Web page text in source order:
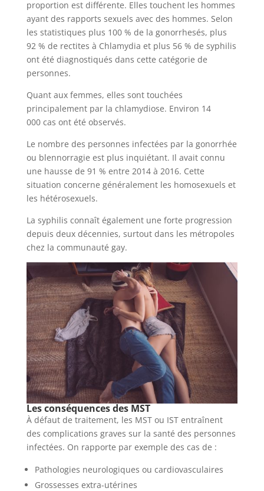
proportion est différente. Elles touchent les hommes
ayant des rapports sexuels avec des hommes. Selon
les statistiques plus 100 % de la gonorrhesés, plus
92 % de rectites à Chlamydia et plus 56 % de syphilis
ont été diagnostiqués dans cette catégorie de
personnes.
Quant aux femmes, elles sont touchées
principalement par la chlamydiose. Environ 14
000 cas ont été observés.
Le nombre des personnes infectées par la gonorrhée
ou blennorragie est plus inquiétant. Il avait connu
une hausse de 91 % entre 2014 à 2016. Cette
situation concerne généralement les homosexuels et
les hétérosexuels.
La syphilis connaît également une forte progression
depuis deux décennies, surtout dans les métropoles
chez la communauté gay.
Les conséquences des MST
À défaut de traitement, les MST ou IST entraînent
des complications graves sur la santé des personnes
infectées. On rapporte par exemple des cas de :
Pathologies neurologiques ou cardiovasculaires
Grossesses extra-utérines